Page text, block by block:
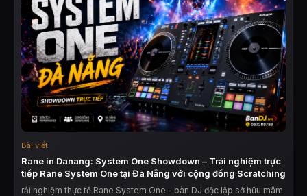
Bài viết
Rane in Danang: System One Showdown – Trải nghiệm trực
tiếp Rane System One tại Đà Nẵng với cộng đồng Scratching
rải nghiệm thực tế Rane System One - bàn DJ độc lập sở hữu mâm